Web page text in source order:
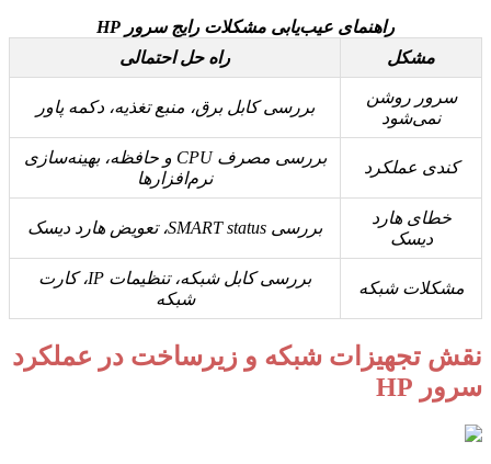
راهنمای عیب‌یابی مشکلات رایج سرور HP
مشکل
راه حل احتمالی
سرور روشن
نمی‌شود
بررسی کابل برق، منبع تغذیه، دکمه پاور
کندی عملکرد
بررسی مصرف CPU و حافظه، بهینه‌سازی
نرم‌افزارها
خطای هارد
دیسک
بررسی SMART status، تعویض هارد دیسک
مشکلات شبکه
بررسی کابل شبکه، تنظیمات IP، کارت
شبکه
نقش تجهیزات شبکه و زیرساخت در عملکرد
سرور HP